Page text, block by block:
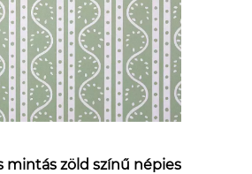
mintás zöld színű népies